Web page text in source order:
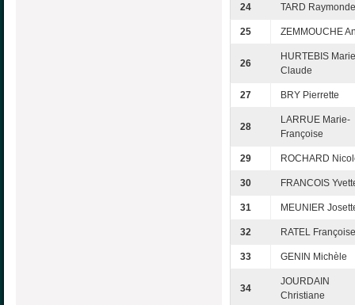
24 TARD Raymonde
25 ZEMMOUCHE
26
HURTEBIS
Claude
27 BRY Pierrette
28
LARRUE Marie-
Françoise
29 ROCHARD
30 FRANCOIS
31 MEUNIER
32 RATEL Françoise
33 GENIN Michèle
34
JOURDAIN
Christiane